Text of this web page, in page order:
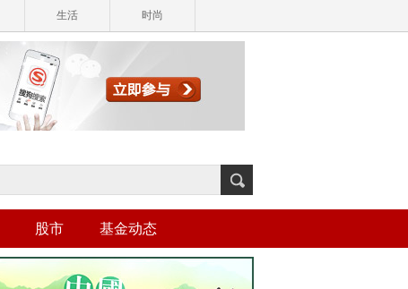
生活 时尚
股市 基金动态